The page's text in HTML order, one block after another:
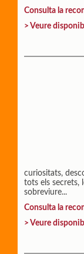
Consulta la
> Veure
curiositats,
tots els secrets,
sobreviure...
Consulta la
> Veure